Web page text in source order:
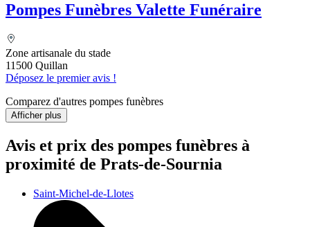
Pompes Funèbres Valette Funéraire
Zone artisanale du stade
11500 Quillan
Déposez le premier avis !
Comparez d'autres pompes funèbres
Afficher plus
Avis et prix des pompes funèbres à
proximité de Prats-de-Sournia
Saint-Michel-de-Llotes